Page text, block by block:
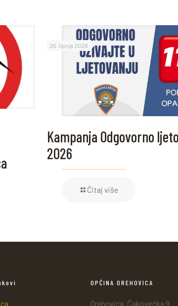
25. lipnja 2026.
Kampanja Odgovorno
2026
Čitaj više
OPĆINA OREHOVICA
Orehovica, Čakovečka 9